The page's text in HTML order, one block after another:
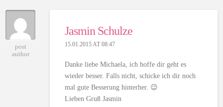
post
author
Jasmin Schulze
15.01.2015 AT 08:47
Danke liebe Michaela, ich hoffe dir geht es
wieder besser. Falls nicht, schicke ich dir noch
mal gute Besserung hinterher. 😉
Lieben Gruß Jasmin